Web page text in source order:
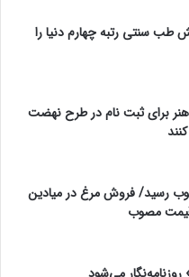
طب سنتی رتبه چهارم دنیا را
برای ثبت نام در طرح نهضت
رسید/ فروش مرغ در میادین
قیمت مصوب